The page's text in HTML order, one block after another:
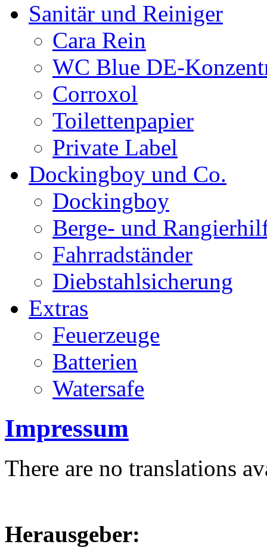
Sanitär und Reiniger
Cara Rein
WC Blue DE-
Corroxol
Toilettenpapier
Private Label
Dockingboy und Co.
Dockingboy
Berge- und
Fahrradständer
Diebstahlsicherung
Extras
Feuerzeuge
Batterien
Watersafe
Impressum
There are no translations
Herausgeber: